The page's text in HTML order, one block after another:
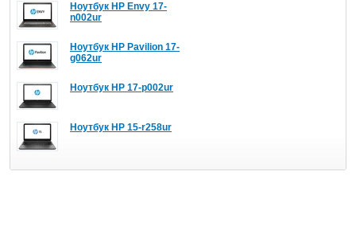
Ноутбук HP Envy 17-
n002ur
Ноутбук HP Pavilion 17-
g062ur
Ноутбук HP 17-p002ur
Ноутбук HP 15-r258ur